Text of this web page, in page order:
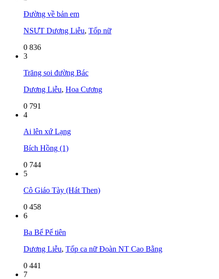
Đường về bản em
NSƯT Dương Liễu, Tốp nữ
0 836
3
Trăng soi đường Bác
Dương Liễu, Hoa Cương
0 791
4
Ai lên xứ Lạng
Bích Hồng (1)
0 744
5
Cô Giáo Tày (Hát Then)
0 458
6
Ba Bể Pế tiên
Dương Liễu, Tốp ca nữ Đoàn NT Cao Bằng
0 441
7